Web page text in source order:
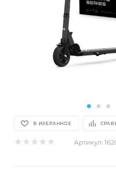
В ИЗБРАННОЕ
Артикул: